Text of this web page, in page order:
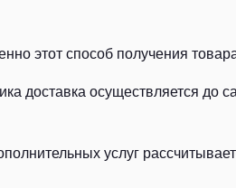
этот способ получения
доставка осуществляется до
услуг